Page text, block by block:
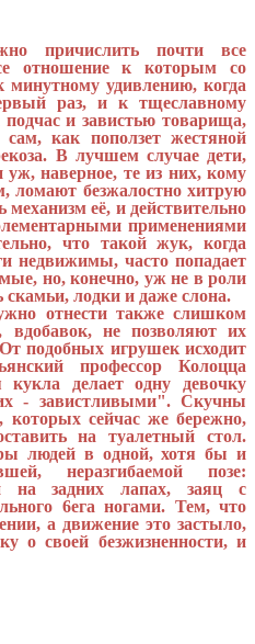
причислить почти все
отношение к которым со
минутному удивлению, когда
раз, и к тщеславному
и завистью товарища,
как поползет жестяной
В лучшем случае дети,
наверное, те из них, кому
ломают безжалостно хитрую
её, и действительно
применениями
что такой жук, когда
недвижимы, часто попадает
но, конечно, уж не в роли
лодки и даже слона.
отнести также слишком
вдобавок, не позволяют их
подобных игрушек исходит
профессор Колоцца
делает одну девочку
- завистливыми". Скучны
которых сейчас же бережно,
на туалетный стол.
людей в одной, хотя бы и
неразгибаемой позе:
на задних лапах, заяц с
6ега ногами. Тем, что
а движение это застыло,
о своей безжизненности, и